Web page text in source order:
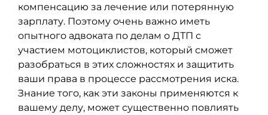
компенсацию за лечение или потерянную
зарплату. Поэтому очень важно иметь
опытного адвоката по делам о ДТП с
участием мотоциклистов, который сможет
разобраться в этих сложностях и защитить
ваши права в процессе рассмотрения иска.
Знание того, как эти законы применяются к
вашему делу, может существенно повлиять